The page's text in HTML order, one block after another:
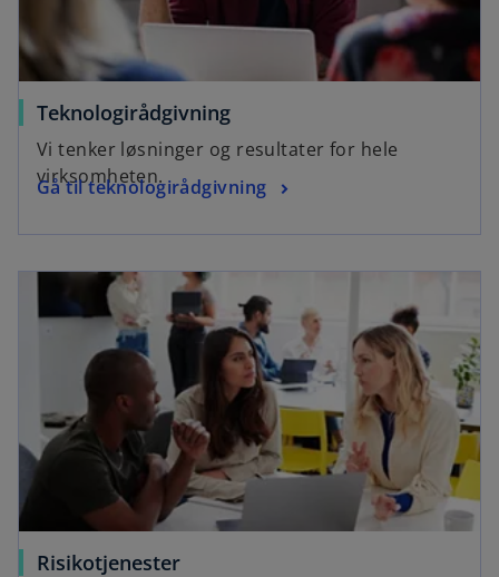
b
Teknologirådgivning
Vi tenker løsninger og resultater for hele
virksomheten.
Gå til teknologirådgivning
Risikotjenester